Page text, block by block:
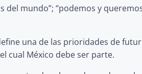
mundo”; “podemos y
una de las prioridades de
cual México debe ser parte.